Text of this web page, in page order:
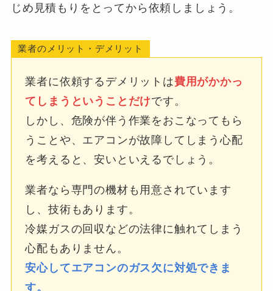
じめ見積もりをとってから依頼しましょう。
業者のメリット・デメリット
業者に依頼するデメリットは費用がかかっ
てしまうということだけです。
しかし、危険が伴う作業をおこなってもら
うことや、エアコンが故障してしまう心配
を考えると、安いといえるでしょう。
業者なら専門の機材も用意されています
し、技術もあります。
冷媒ガスの回収などの法律に触れてしまう
心配もありません。
安心してエアコンのガス欠に対処できま
す。